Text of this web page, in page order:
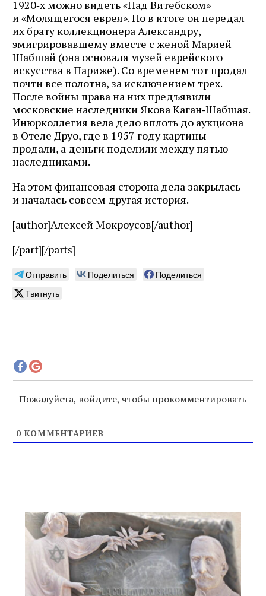
1920‑х можно видеть «Над Витебском»
и «Молящегося еврея». Но в итоге он передал
их брату коллекционера Александру,
эмигрировавшему вместе с женой Марией
Шабшай (она основала музей еврейского
искусства в Париже). Со временем тот продал
почти все полотна, за исключением трех.
После войны права на них предъявили
московские наследники Якова Каган‑Шабшая.
Инюрколлегия вела дело вплоть до аукциона
в Отеле Друо, где в 1957 году картины
продали, а деньги поделили между пятью
наследниками.
На этом финансовая сторона дела закрылась —
и началась совсем другая история.
[author]Алексей Мокроусов[/author]
[/part][/parts]
Отправить Поделиться
Поделиться
Твитнуть
Пожалуйста, войдите, чтобы прокомментировать
0 КОММЕНТАРИЕВ